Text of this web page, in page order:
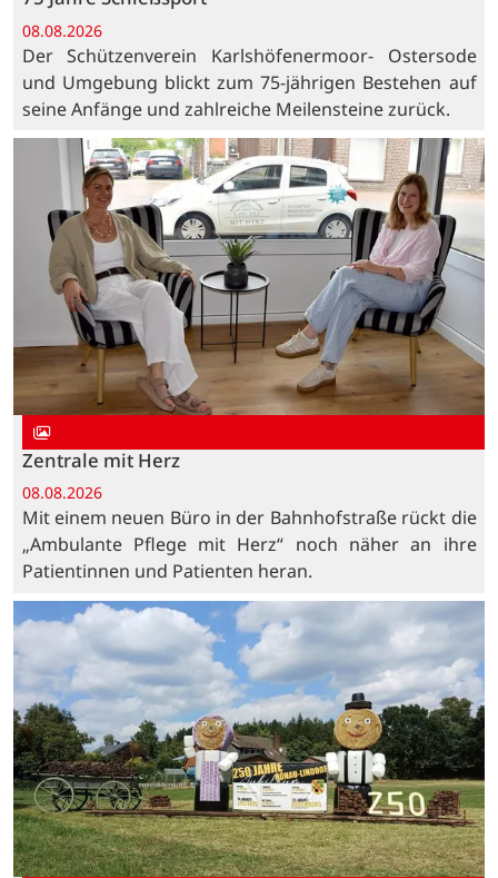
08.08.2026
Der Schützenverein Karlshöfenermoor- Ostersode
und Umgebung blickt zum 75-jährigen Bestehen auf
seine Anfänge und zahlreiche Meilensteine zurück.
Zentrale mit Herz
08.08.2026
Mit einem neuen Büro in der Bahnhofstraße rückt die
„Ambulante Pflege mit Herz“ noch näher an ihre
Patientinnen und Patienten heran.